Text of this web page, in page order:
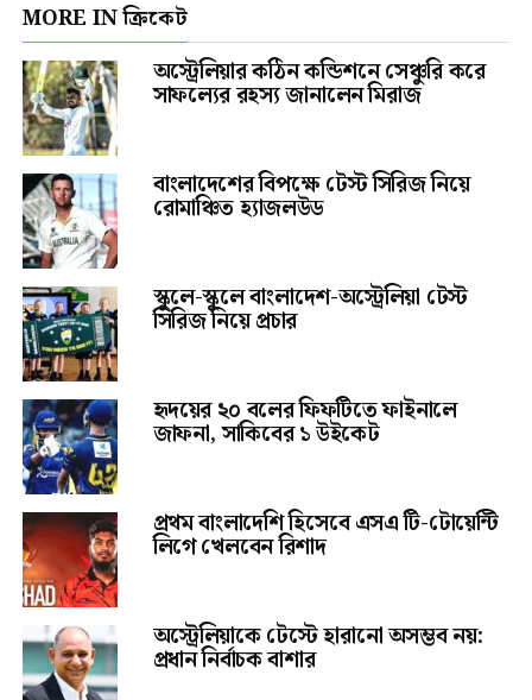
MORE IN ক্রিকেট
অস্ট্রেলিয়ার কঠিন কন্ডিশনে সেঞ্চুরি করে
সাফল্যের রহস্য জানালেন মিরাজ
বাংলাদেশের বিপক্ষে টেস্ট সিরিজ নিয়ে
রোমাঞ্চিত হ্যাজলউড
স্কুলে-স্কুলে বাংলাদেশ-অস্ট্রেলিয়া টেস্ট
সিরিজ নিয়ে প্রচার
হৃদয়ের ২০ বলের ফিফটিতে ফাইনালে
জাফনা, সাকিবের ১ উইকেট
প্রথম বাংলাদেশি হিসেবে এসএ টি-টোয়েন্টি
লিগে খেলবেন রিশাদ
অস্ট্রেলিয়াকে টেস্টে হারানো অসম্ভব নয়:
প্রধান নির্বাচক বাশার